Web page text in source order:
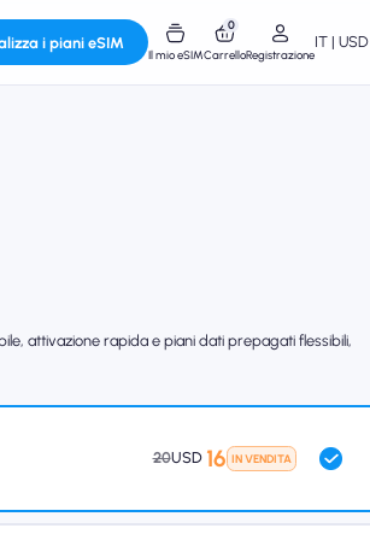
i piani eSIM
Il mio eSIM
0
CarrelloRegistrazione
IT | USD
attivazione rapida e piani dati prepagati flessibili,
20USD 16 IN VENDITA